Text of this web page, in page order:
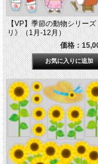
【VP】季節の動物シリーズ
リ》（1月-12月）
価格：